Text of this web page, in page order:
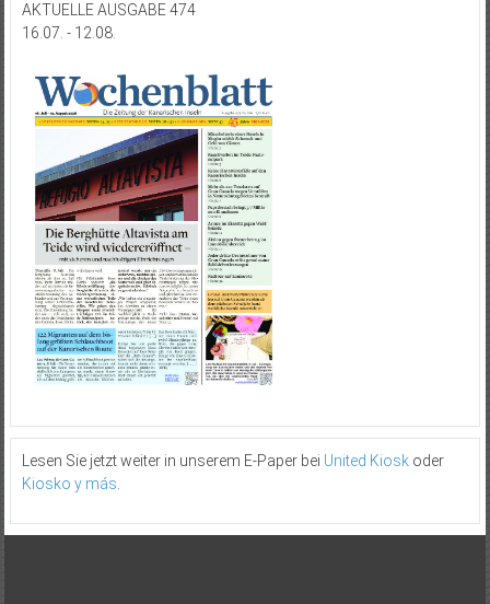
AKTUELLE AUSGABE 474
16.07. - 12.08.
Lesen Sie jetzt weiter in unserem E-Paper bei United Kioskoder
Kiosko y más